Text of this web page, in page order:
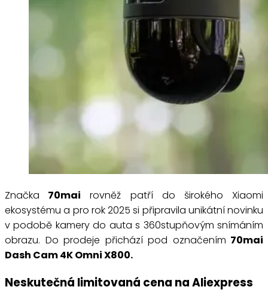
Značka 70mai rovněž patří do širokého Xiaomi
ekosystému a pro rok 2025 si připravila unikátní novinku
v podobě kamery do auta s 360stupňovým snímáním
obrazu. Do prodeje přichází pod označením 70mai
Dash Cam 4K Omni X800.
Neskutečná limitovaná cena na Aliexpress